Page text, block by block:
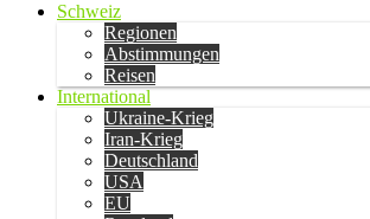
Schweiz
Regionen
Abstimmungen
Reisen
International
Ukraine-Krieg
Iran-Krieg
Deutschland
USA
EU